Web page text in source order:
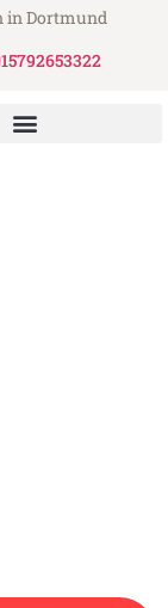
in Dortmund